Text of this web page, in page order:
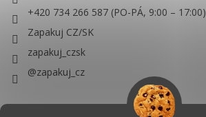
+420 734 266 587 (PO-PÁ, 9:00 – 17:00)
Zapakuj CZ/SK
zapakuj_czsk
@zapakuj_cz